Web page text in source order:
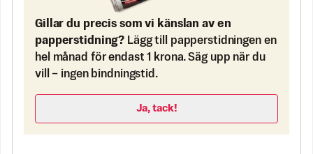
Gillar du precis som vi känslan av en
papperstidning? Lägg till papperstidningen en
hel månad för endast 1 krona. Säg upp när du
vill – ingen bindningstid.
Ja, tack!